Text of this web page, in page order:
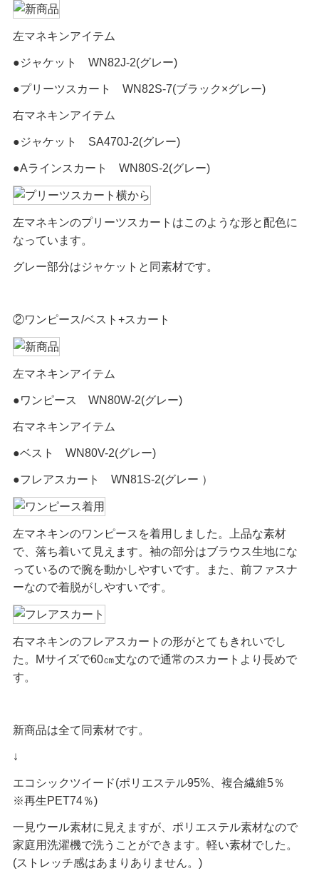
左マネキンアイテム
●ジャケット WN82J-2(グレー)
●プリーツスカート WN82S-7(ブラック×グレー)
右マネキンアイテム
●ジャケット SA470J-2(グレー)
●Aラインスカート WN80S-2(グレー)
左マネキンのプリーツスカートはこのような形と配色に
なっています。
グレー部分はジャケットと同素材です。
②ワンピース/ベスト+スカート
左マネキンアイテム
●ワンピース WN80W-2(グレー)
右マネキンアイテム
●ベスト WN80V-2(グレー)
●フレアスカート WN81S-2(グレー ）
左マネキンのワンピースを着用しました。上品な素材
で、落ち着いて見えます。袖の部分はブラウス生地にな
っているので腕を動かしやすいです。また、前ファスナ
ーなので着脱がしやすいです。
右マネキンのフレアスカートの形がとてもきれいでし
た。Mサイズで60㎝丈なので通常のスカートより長めで
す。
新商品は全て同素材です。
↓
エコシックツイード(ポリエステル95%、複合繊維5％
※再生PET74％)
一見ウール素材に見えますが、ポリエステル素材なので
家庭用洗濯機で洗うことができます。軽い素材でした。
(ストレッチ感はあまりありません。)